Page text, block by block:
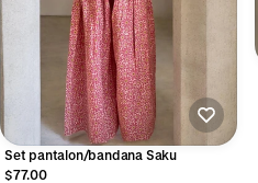
Set pantalon/bandana Saku
$77.00